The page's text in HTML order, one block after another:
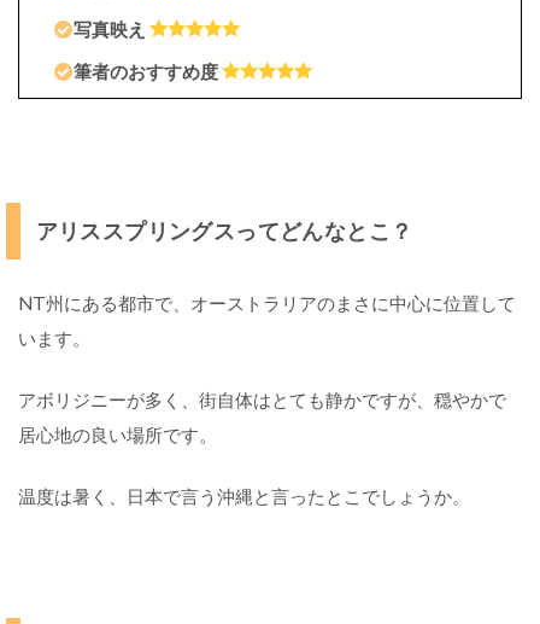
写真映え
筆者のおすすめ度
アリススプリングスってどんなとこ？
NT州にある都市で、オーストラリアのまさに中心に位置して
います。
アボリジニーが多く、街自体はとても静かですが、穏やかで
居心地の良い場所です。
温度は暑く、日本で言う沖縄と言ったとこでしょうか。